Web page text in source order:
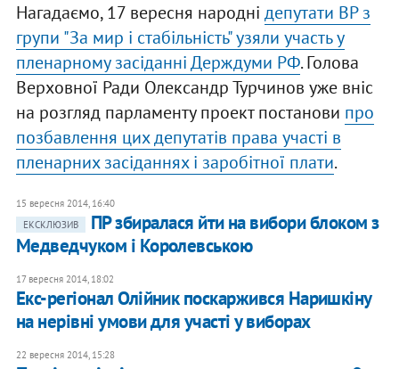
Нагадаємо, 17 вересня народні депутати ВР з
групи "За мир і стабільність" узяли участь у
пленарному засіданні Держдуми РФ. Голова
Верховної Ради Олександр Турчинов уже вніс
на розгляд парламенту проект постанови про
позбавлення цих депутатів права участі в
пленарних засіданнях і заробітної плати.
15 вересня 2014, 16:40
ЕКСКЛЮЗИВ
ПР збиралася йти на вибори блоком з
Медведчуком і Королевською
17 вересня 2014, 18:02
Екс-регіонал Олійник поскаржився Наришкіну
на нерівні умови для участі у виборах
22 вересня 2014, 15:28